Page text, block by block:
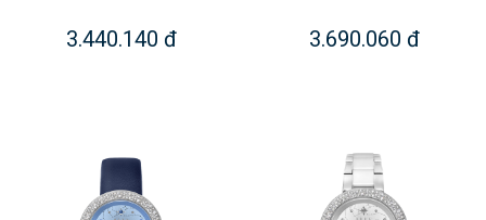
3.440.140 đ 3.690.060 đ